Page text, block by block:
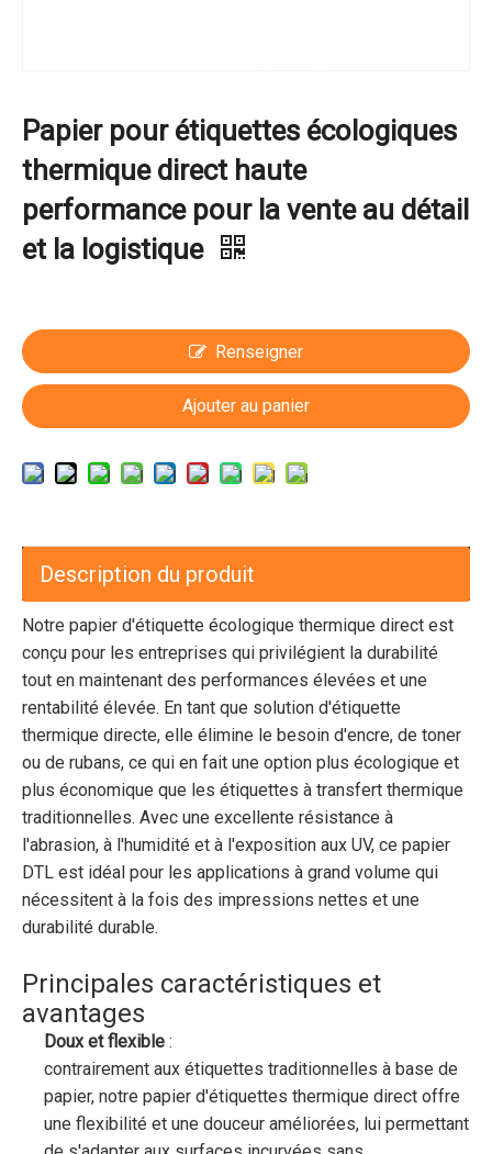
Papier pour étiquettes écologiques
thermique direct haute
performance pour la vente au détail
et la logistique
Renseigner
Ajouter au panier
Description du produit
Notre papier d'étiquette écologique thermique direct est
conçu pour les entreprises qui privilégient la durabilité
tout en maintenant des performances élevées et une
rentabilité élevée. En tant que solution d'étiquette
thermique directe, elle élimine le besoin d'encre, de toner
ou de rubans, ce qui en fait une option plus écologique et
plus économique que les étiquettes à transfert thermique
traditionnelles. Avec une excellente résistance à
l'abrasion, à l'humidité et à l'exposition aux UV, ce papier
DTL est idéal pour les applications à grand volume qui
nécessitent à la fois des impressions nettes et une
durabilité durable.
Principales caractéristiques et
avantages
Doux et flexible :
contrairement aux étiquettes traditionnelles à base de
papier, notre papier d'étiquettes thermique direct offre
une flexibilité et une douceur améliorées, lui permettant